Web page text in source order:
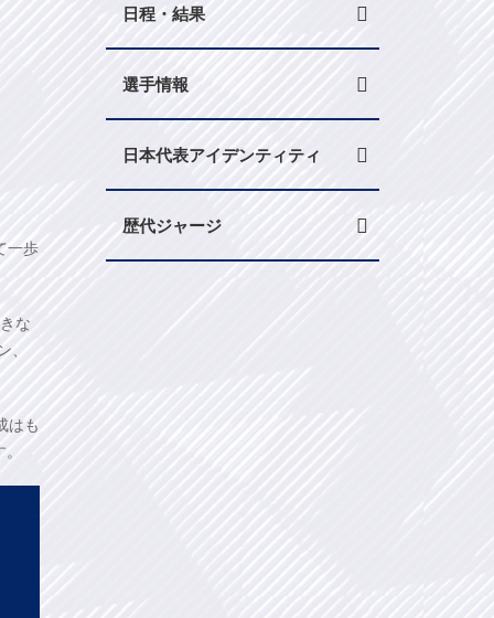
一歩
な
はも
日程・結果
選手情報
日本代表アイデンティティ
歴代ジャージ